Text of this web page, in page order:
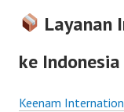
Layanan
ke Indonesia
Keenam